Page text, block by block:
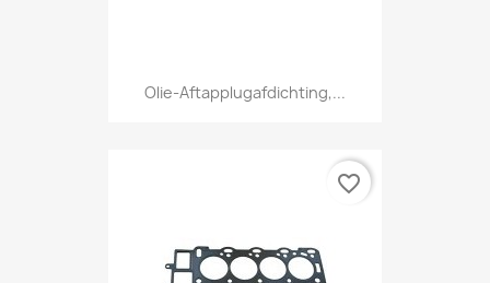
Olie-Aftapplugafdichting,...
favorite_border